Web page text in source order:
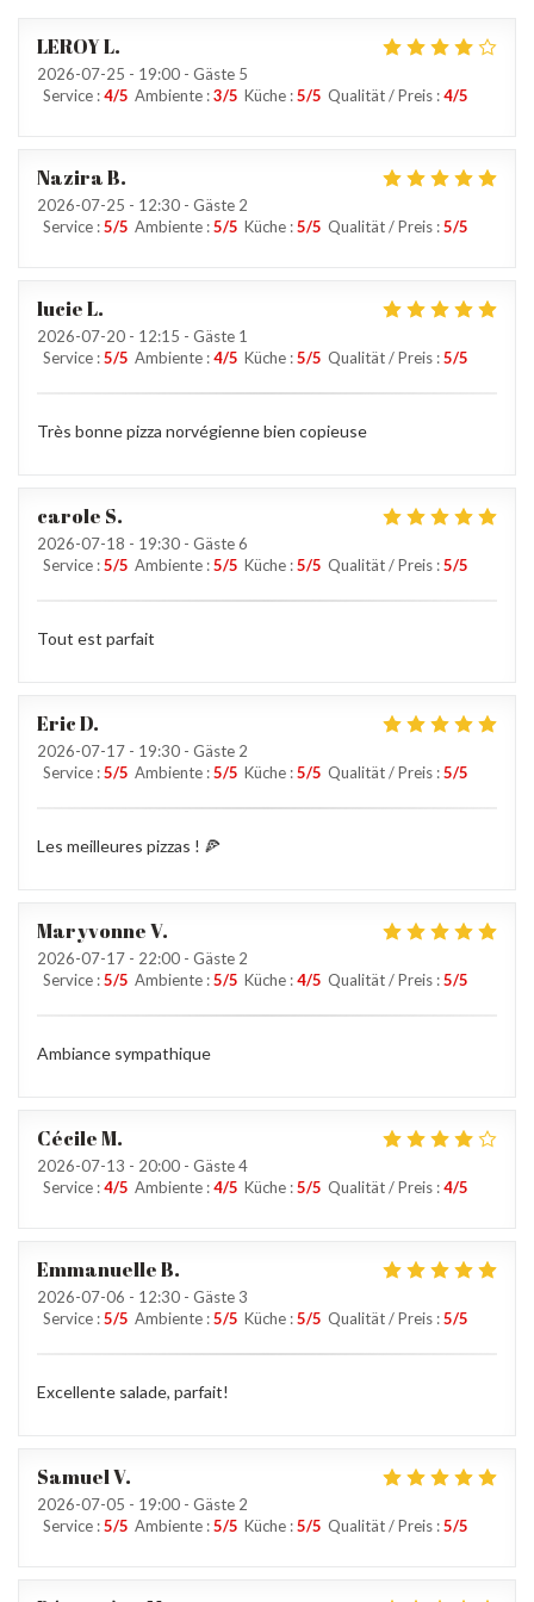
LEROYL
2026-07-25 - 19:00 - Gäste 5
Service :4/5 Ambiente :3/5 Küche :5/5 Qualität / Preis :4/5
NaziraB
2026-07-25 - 12:30 - Gäste 2
Service :5/5 Ambiente :5/5 Küche :5/5 Qualität / Preis :5/5
lucieL
2026-07-20 - 12:15 - Gäste 1
Service :5/5 Ambiente :4/5 Küche :5/5 Qualität / Preis :5/5
Très bonne pizza norvégienne bien copieuse
carole S
2026-07-18 - 19:30 - Gäste 6
Service :5/5 Ambiente :5/5 Küche :5/5 Qualität / Preis :5/5
Tout est parfait
EricD
2026-07-17 - 19:30 - Gäste 2
Service :5/5 Ambiente :5/5 Küche :5/5 Qualität / Preis :5/5
Les meilleures pizzas ! 🍕
MaryvonneV
2026-07-17 - 22:00 - Gäste 2
Service :5/5 Ambiente :5/5 Küche :4/5 Qualität / Preis :5/5
Ambiance sympathique
CécileM
2026-07-13 - 20:00 - Gäste 4
Service :4/5 Ambiente :4/5 Küche :5/5 Qualität / Preis :4/5
EmmanuelleB
2026-07-06 - 12:30 - Gäste 3
Service :5/5 Ambiente :5/5 Küche :5/5 Qualität / Preis :5/5
Excellente salade, parfait!
SamuelV
2026-07-05 - 19:00 - Gäste 2
Service :5/5 Ambiente :5/5 Küche :5/5 Qualität / Preis :5/5